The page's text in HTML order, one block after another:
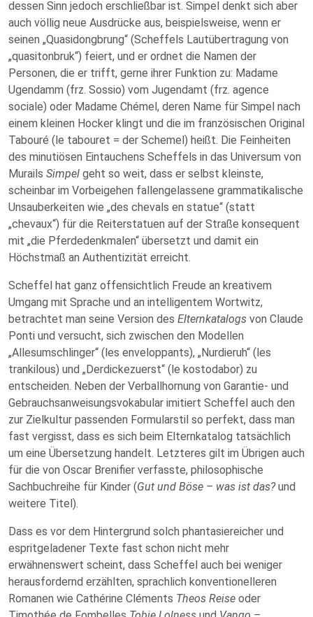
dessen Sinn jedoch erschließbar ist. Simpel denkt sich aber
auch völlig neue Ausdrücke aus, beispielsweise, wenn er
seinen „Quasidongbrung“ (Scheffels Lautübertragung von
„quasitonbruk“) feiert, und er ordnet die Namen der
Personen, die er trifft, gerne ihrer Funktion zu: Madame
Ugendamm (frz. Sossio) vom Jugendamt (frz. agence
sociale) oder Madame Chémel, deren Name für Simpel nach
einem kleinen Hocker klingt und die im französischen Original
Tabouré (le tabouret = der Schemel) heißt. Die Feinheiten
des minutiösen Eintauchens Scheffels in das Universum von
Murails Simpel geht so weit, dass er selbst kleinste,
scheinbar im Vorbeigehen fallengelassene grammatikalische
Unsauberkeiten wie „des chevals en statue“ (statt
„chevaux“) für die Reiterstatuen auf der Straße konsequent
mit „die Pferdedenkmalen“ übersetzt und damit ein
Höchstmaß an Authentizität erreicht.
Scheffel hat ganz offensichtlich Freude an kreativem
Umgang mit Sprache und an intelligentem Wortwitz,
betrachtet man seine Version des Elternkatalogs von Claude
Ponti und versucht, sich zwischen den Modellen
„Allesumschlinger“ (les enveloppants), „Nurdieruh“ (les
trankilous) und „Derdickezuerst“ (le kostodabor) zu
entscheiden. Neben der Verballhornung von Garantie- und
Gebrauchsanweisungsvokabular imitiert Scheffel auch den
zur Zielkultur passenden Formularstil so perfekt, dass man
fast vergisst, dass es sich beim Elternkatalog tatsächlich
um eine Übersetzung handelt. Letzteres gilt im Übrigen auch
für die von Oscar Brenifier verfasste, philosophische
Sachbuchreihe für Kinder (Gut und Böse – was ist das?und
weitere Titel).
Dass es vor dem Hintergrund solch phantasiereicher und
espritgeladener Texte fast schon nicht mehr
erwähnenswert scheint, dass Scheffel auch bei weniger
herausfordernd erzählten, sprachlich konventionelleren
Romanen wie Cathérine Cléments Theos Reise oder